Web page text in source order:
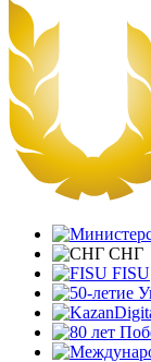
СНГ
FISU